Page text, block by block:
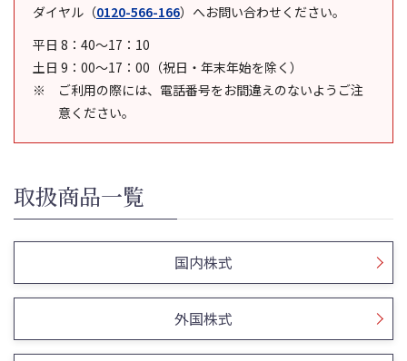
ダイヤル （0120-566-166） へお問い合わせください。
平日 8：40～17：10
土日 9：00～17：00（祝日・年末年始を除く）
ご利用の際には、電話番号をお間違えのないようご注
意ください。
取扱商品一覧
国内株式
外国株式